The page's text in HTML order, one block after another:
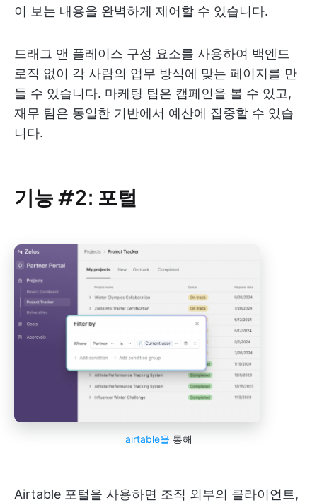
이 보는 내용을 완벽하게 제어할 수 있습니다.
드래그 앤 플레이스 구성 요소를 사용하여 백엔드
로직 없이 각 사람의 업무 방식에 맞는 페이지를 만
들 수 있습니다. 마케팅 팀은 캠페인을 볼 수 있고,
재무 팀은 동일한 기반에서 예산에 집중할 수 있습
니다.
기능 #2: 포털
airtable을 통해
Airtable 포털을 사용하면 조직 외부의 클라이언트,